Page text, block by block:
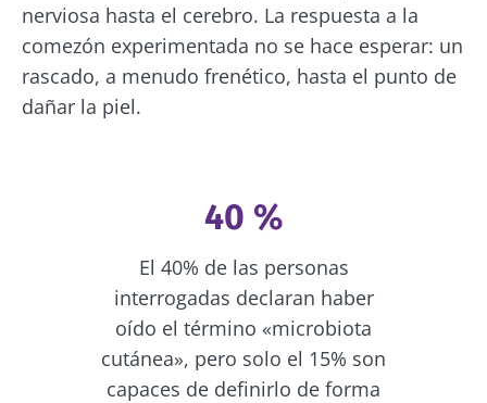
nerviosa hasta el cerebro. La respuesta a la
comezón experimentada no se hace esperar: un
rascado, a menudo frenético, hasta el punto de
dañar la piel.
40 %
El 40% de las personas
interrogadas declaran haber
oído el término «microbiota
cutánea», pero solo el 15% son
capaces de definirlo de forma